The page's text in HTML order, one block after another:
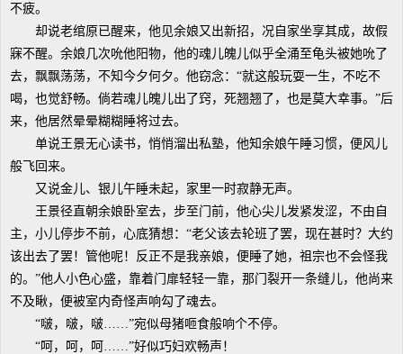
不疲。
却说老绾原已醒来，他见余娘又出新招，况自家坐享其成，故假
寐不醒。余娘几次吮他阳物，他的魂儿魄儿似乎全涌至龟头被她吮了
去，飘飘荡荡，不知今夕何夕。他窃念：“就这般玩耍一生，不吃不
喝，也觉舒畅。倘若魂儿魄儿出了窍，死翘翘了，也是莫大幸事。”后
来，他居然晕晕糊糊睡将过去。
单说王景无心读书，悄悄溜出私塾，他知余娘午睡习惯，便风儿
般飞回来。
又说金儿、银儿午睡未起，家里一时寂静无声。
王景径直朝余娘卧室去，步至门前，他心尖儿发紧发涩，不由自
主，小儿停步不前，心底猜想：“老父该去轮班了罢，现在甚时？大约
该出去了罢！管他呢！反正不是我亲娘，便睡了她，祖宗也不会怪我
的。”他人小色心盛，靠着门扉轻轻一靠，那门裂开一条缝儿，他尚来
不及瞅，便被室内奇怪声响勾了魂去。
“啵，啵，啵……”宛似母猪咂食般响个不停。
“呵，呵，呵……”好似巧妇欢畅声！